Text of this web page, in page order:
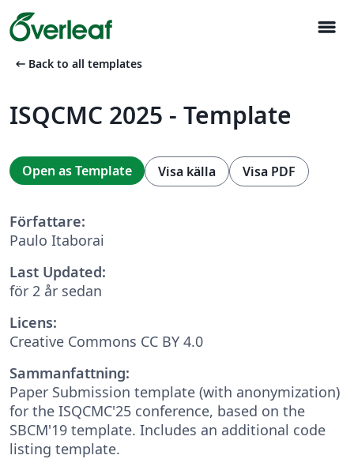
menu
arrow_left_alt Back to all templates
ISQCMC 2025 - Template
Open as Template Visa källa Visa PDF
Författare:
Paulo Itaborai
Last Updated:
för 2 år sedan
Licens:
Creative Commons CC BY 4.0
Sammanfattning:
Paper Submission template (with anonymization)
for the ISQCMC'25 conference, based on the
SBCM'19 template. Includes an additional code
listing template.